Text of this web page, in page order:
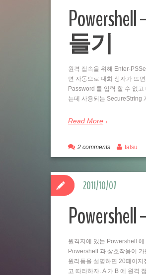
들기
원격 접속을 위해 Enter-
면 자동으로 대화 상자가 뜨
Password 를 입력 할 수 없
는데 사용되는 SecureString
Read More
2 comments talsu
원격지에 있는 Powershell
Powershell 과 상호작용이
원리등을 설명하면 20페이지
고 따라하자. A 가 B 에 원격
2011/10/07